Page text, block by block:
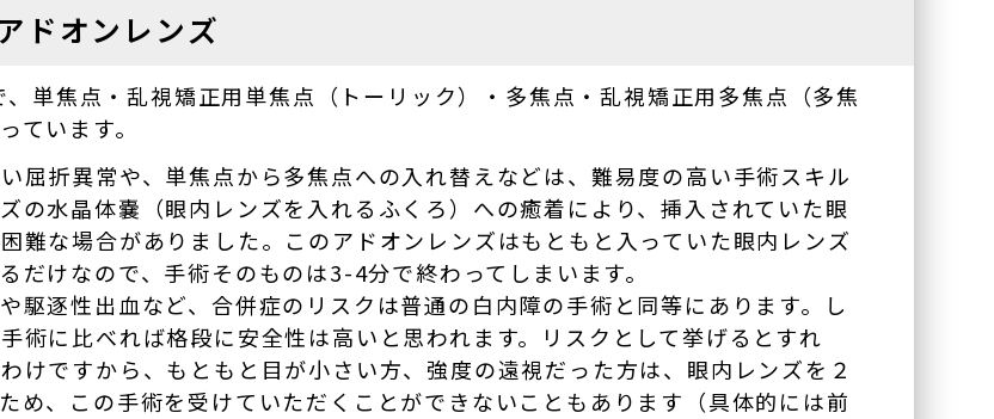
ドオンレンズ
単焦点・乱視矯正用単焦点（トーリック）・多焦点・乱視矯正用多焦点（多焦
ています。
屈折異常や、単焦点から多焦点への入れ替えなどは、難易度の高い手術スキル
の水晶体嚢（眼内レンズを入れるふくろ）への癒着により、挿入されていた眼
難な場合がありました。このアドオンレンズはもともと入っていた眼内レンズ
だけなので、手術そのものは3-4分で終わってしまいます。
駆逐性出血など、合併症のリスクは普通の白内障の手術と同等にあります。し
術に比べれば格段に安全性は高いと思われます。リスクとして挙げるとすれ
けですから、もともと目が小さい方、強度の遠視だった方は、眼内レンズを２
め、この手術を受けていただくことができないこともあります（具体的には前